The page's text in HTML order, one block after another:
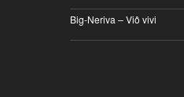
Big-Neriva – Viô vivi